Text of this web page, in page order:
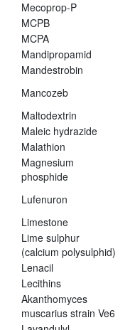
Mecoprop-P
MCPB
MCPA
Mandipropamid
Mandestrobin
Mancozeb
Maltodextrin
Maleic hydrazide
Malathion
Magnesium
phosphide
Lufenuron
Limestone
Lime sulphur
(calcium polysulphid)
Lenacil
Lecithins
Akanthomyces
muscarius strain Ve6